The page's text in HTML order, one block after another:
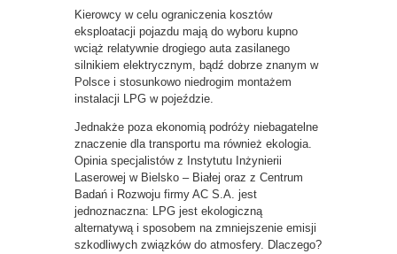
Kierowcy w celu ograniczenia kosztów
eksploatacji pojazdu mają do wyboru kupno
wciąż relatywnie drogiego auta zasilanego
silnikiem elektrycznym, bądź dobrze znanym w
Polsce i stosunkowo niedrogim montażem
instalacji LPG w pojeździe.
Jednakże poza ekonomią podróży niebagatelne
znaczenie dla transportu ma również ekologia.
Opinia specjalistów z Instytutu Inżynierii
Laserowej w Bielsko – Białej oraz z Centrum
Badań i Rozwoju firmy AC S.A. jest
jednoznaczna: LPG jest ekologiczną
alternatywą i sposobem na zmniejszenie emisji
szkodliwych związków do atmosfery. Dlaczego?